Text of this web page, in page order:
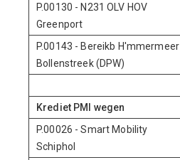
P.00130 - N231 OLV HOV
Greenport
P.00143 - Bereikb H'mmermeer
Bollenstreek (DPW)
Krediet PMI wegen
P.00026 - Smart Mobility
Schiphol